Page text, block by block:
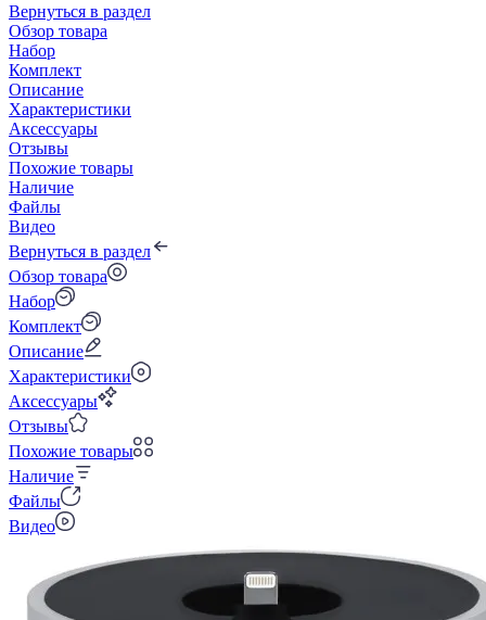
Вернуться в раздел
Обзор товара
Набор
Комплект
Описание
Характеристики
Аксессуары
Отзывы
Похожие товары
Наличие
Файлы
Видео
Вернуться в раздел
Обзор товара
Набор
Комплект
Описание
Характеристики
Аксессуары
Отзывы
Похожие товары
Наличие
Файлы
Видео